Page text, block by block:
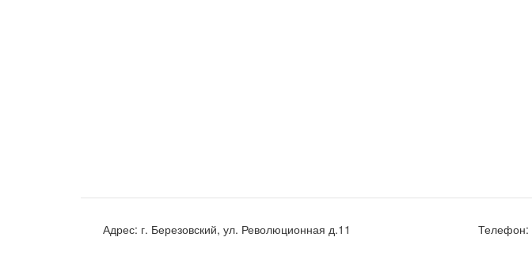
Адрес: г. Березовский, ул. Революционная д.11 Телефон: